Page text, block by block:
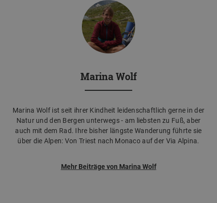
Marina Wolf
Marina Wolf ist seit ihrer Kindheit leidenschaftlich gerne in der
Natur und den Bergen unterwegs - am liebsten zu Fuß, aber
auch mit dem Rad. Ihre bisher längste Wanderung führte sie
über die Alpen: Von Triest nach Monaco auf der Via Alpina.
Mehr Beiträge von Marina Wolf